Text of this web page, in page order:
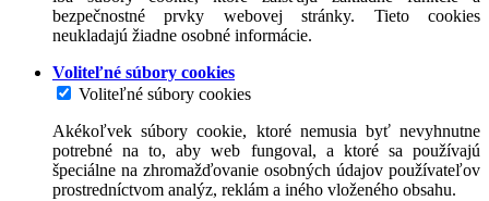
bezpečnostné prvky webovej stránky. Tieto cookies
neukladajú žiadne osobné informácie.
Voliteľné súbory cookies
Voliteľné súbory cookies
Akékoľvek súbory cookie, ktoré nemusia byť nevyhnutne
potrebné na to, aby web fungoval, a ktoré sa používajú
špeciálne na zhromažďovanie osobných údajov používateľov
prostredníctvom analýz, reklám a iného vloženého obsahu.